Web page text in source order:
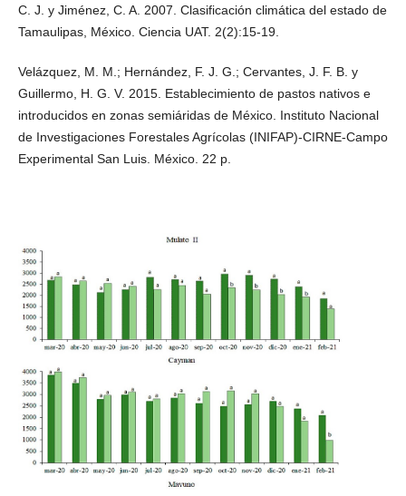
C. J. y Jiménez, C. A. 2007. Clasificación climática del estado de
Tamaulipas, México. Ciencia UAT. 2(2):15-19.
Velázquez, M. M.; Hernández, F. J. G.; Cervantes, J. F. B. y
Guillermo, H. G. V. 2015. Establecimiento de pastos nativos e
introducidos en zonas semiáridas de México. Instituto Nacional
de Investigaciones Forestales Agrícolas (INIFAP)-CIRNE-Campo
Experimental San Luis. México. 22 p.